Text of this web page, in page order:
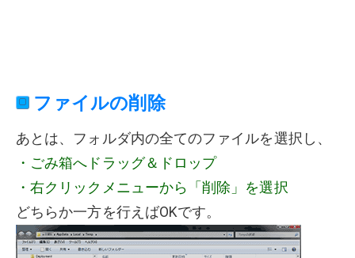
ファイルの削除
あとは、フォルダ内の全てのファイルを選択し、
・ごみ箱へドラッグ＆ドロップ
・右クリックメニューから「削除」を選択
どちらか一方を行えばOKです。